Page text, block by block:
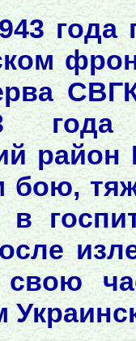
года
года
бою,
свою